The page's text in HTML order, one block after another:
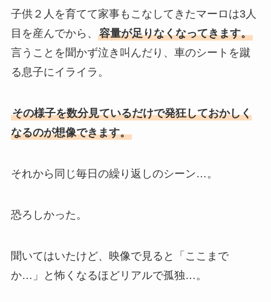
子供２人を育てて家事もこなしてきたマーロは3人
目を産んでから、 容量が足りなくなってきます。
言うことを聞かず泣き叫んだり、車のシートを蹴
る息子にイライラ。
その様子を数分見ているだけで発狂しておかしく
なるのが想像できます。
それから同じ毎日の繰り返しのシーン…。
恐ろしかった。
聞いてはいたけど、映像で見ると「ここまで
か…」と怖くなるほどリアルで孤独…。